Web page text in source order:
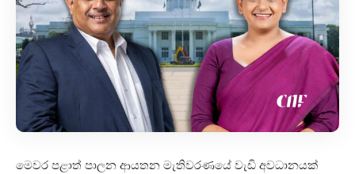
මෙවර පළාත් පාලන ආයතන මැතිවරණයේ වැඩි අවධානයක්